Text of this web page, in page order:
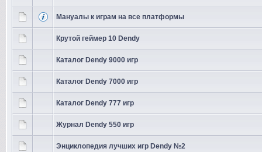
Мануалы к играм на все платформы
Крутой геймер 10 Dendy
Каталог Dendy 9000 игр
Каталог Dendy 7000 игр
Каталог Dendy 777 игр
Журнал Dendy 550 игр
Энциклопедия лучших игр Dendy №2